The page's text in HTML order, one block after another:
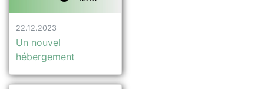
22.12.2023
Un nouvel
hébergement